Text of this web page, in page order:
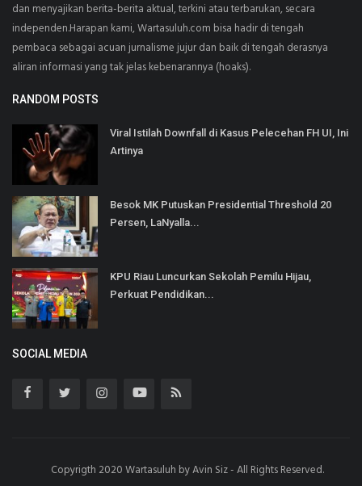
dan menyajikan berita-berita aktual, terkini atau terbarukan, secara
independen.Harapan kami, Wartasuluh.com bisa hadir di tengah
pembaca sebagai acuan jurnalisme jujur dan baik di tengah derasnya
aliran informasi yang tak jelas kebenarannya (hoaks).
RANDOM POSTS
Viral Istilah Downfall di Kasus Pelecehan FH UI, Ini
Artinya
Besok MK Putuskan Presidential Threshold 20
Persen, LaNyalla...
KPU Riau Luncurkan Sekolah Pemilu Hijau,
Perkuat Pendidikan...
SOCIAL MEDIA
Copyrigth 2020 Wartasuluh by Avin Siz - All Rights Reserved.